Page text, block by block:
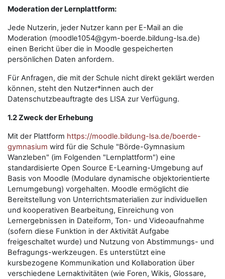
Moderation der Lernplattform:
Jede Nutzerin, jeder Nutzer kann per E-Mail an die
Moderation (moodle1054@gym-boerde.bildung-lsa.de)
einen Bericht über die in Moodle gespeicherten
persönlichen Daten anfordern.
Für Anfragen, die mit der Schule nicht direkt geklärt werden
können, steht den Nutzer*innen auch der
Datenschutzbeauftragte des LISA zur Verfügung.
1.2 Zweck der Erhebung
Mit der Plattform https://moodle.bildung-lsa.de/boerde-
gymnasium wird für die Schule "Börde-Gymnasium
Wanzleben" (im Folgenden "Lernplattform") eine
standardisierte Open Source E-Learning-Umgebung auf
Basis von Moodle (Modulare dynamische objektorientierte
Lernumgebung) vorgehalten. Moodle ermöglicht die
Bereitstellung von Unterrichtsmaterialien zur individuellen
und kooperativen Bearbeitung, Einreichung von
Lernergebnissen in Dateiform, Ton- und Videoaufnahme
(sofern diese Funktion in der Aktivität Aufgabe
freigeschaltet wurde) und Nutzung von Abstimmungs- und
Befragungs-werkzeugen. Es unterstützt eine
kursbezogene Kommunikation und Kollaboration über
verschiedene Lernaktivitäten (wie Foren, Wikis, Glossare,